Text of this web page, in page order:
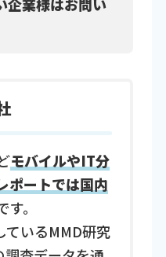
モバイルやIT分
ポートでは国内
す。
ているMMD研究